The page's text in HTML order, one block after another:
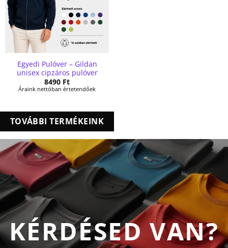
Egyedi Pulóver – Gildan
unisex cipzáros pulóver
8490 Ft
Áraink nettóban értetendőek
TOVÁBBI TERMÉKEINK
KÉRDÉSED VAN?